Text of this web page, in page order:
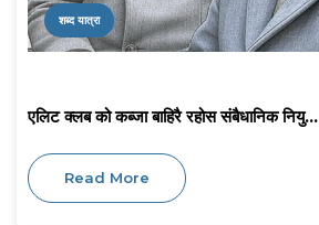
शब्द यात्रा
एलिट क्लब को कब्जा बाहिरै रहोस संबैधानिक नियु...
Read More